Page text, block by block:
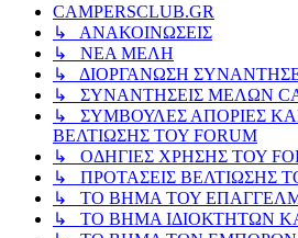
CAMPERSCLUB.GR
↳ ΑΝΑΚΟΙΝΩΣΕΙΣ
↳ ΝΕΑ ΜΕΛΗ
↳ ΔΙΟΡΓΑΝΩΣΗ
↳ ΣΥΝΑΝΤΗΣΕΙΣ ΜΕΛΩΝ
↳ ΣΥΜΒΟΥΛΕΣ ΑΠΟΡΙΕΣ
ΒΕΛΤΙΩΣΗΣ ΤΟΥ FORUM
↳ ΟΔΗΓΙΕΣ ΧΡΗΣΗΣ ΤΟΥ
↳ ΠΡΟΤΑΣΕΙΣ ΒΕΛΤΙΩΣΗΣ
↳ ΤΟ ΒΗΜΑ ΤΟΥ
↳ ΤΟ ΒΗΜΑ ΙΔΙΟΚΤΗΤΩΝ